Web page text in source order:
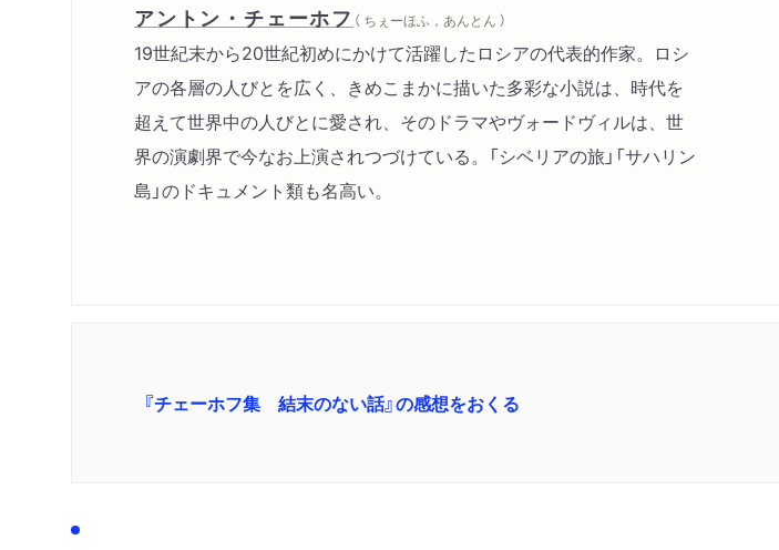
アントン・チェーホフ （ ちぇーほふ，あんとん ）
19世紀末から20世紀初めにかけて活躍したロシアの代表的作家。ロシ
アの各層の人びとを広く、きめこまかに描いた多彩な小説は、時代を
超えて世界中の人びとに愛され、そのドラマやヴォードヴィルは、世
界の演劇界で今なお上演されつづけている。「シベリアの旅」「サハリン
島」のドキュメント類も名高い。
『チェーホフ集 結末のない話』の感想をおくる